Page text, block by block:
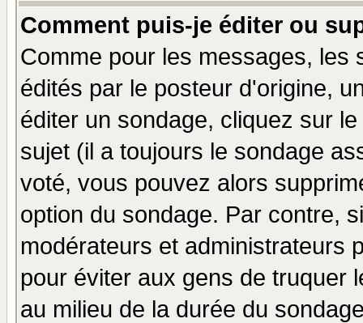
Comment puis-je éditer ou
Comme pour les messages, les
édités par le posteur d'origine,
éditer un sondage, cliquez sur
sujet (il a toujours le sondage
voté, vous pouvez alors
option du sondage. Par contre,
modérateurs et administrateurs
pour éviter aux gens de truquer
au milieu de la durée du